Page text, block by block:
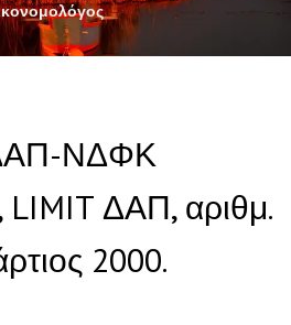
ΝΔΦΚ
LIMIT ΔΑΠ, αριθμ.
2000.